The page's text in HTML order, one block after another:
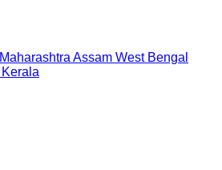
Maharashtra Assam West Bengal
Kerala